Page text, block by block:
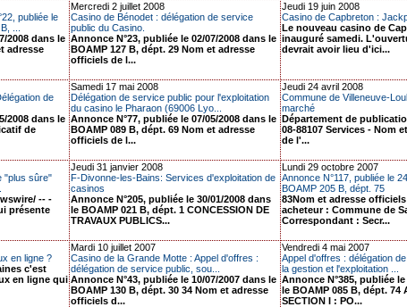
publiée le
...
2008 dans le
adresse
Mercredi 2 juillet 2008
Casino de Bénodet : délégation de service
public du Casino.
Annonce N°23, publiée le 02/07/2008 dans le
BOAMP 127 B, dépt. 29 Nom et adresse
officiels de l...
Jeudi 19 juin 2008
Casino de Capbreton :
Le nouveau casino de
inauguré samedi.
devrait avoir lieu d'ici...
de
2008 dans le
de
Samedi 17 mai 2008
Délégation de service public pour l'exploitation
du casino le Pharaon (69006 Lyo...
Annonce N°77, publiée le 07/05/2008 dans le
BOAMP 089 B, dépt. 69 Nom et adresse
officiels de l...
Jeudi 24 avril 2008
Commune de Villeneuve-
marché
Département de
08-88107 Services - Nom
de l'...
"plus sûre"
-- -
présente
Jeudi 31 janvier 2008
F-Divonne-les-Bains: Services d'exploitation de
casinos
Annonce N°205, publiée le 30/01/2008 dans
le BOAMP 021 B, dépt. 1 CONCESSION DE
TRAVAUX PUBLICS...
Lundi 29 octobre 2007
Annonce N°117, publiée le
BOAMP 205 B, dépt. 75
83Nom et adresse
acheteur : Commune de
Correspondant : Secr...
en ligne ?
c'est
en ligne qui
Mardi 10 juillet 2007
Casino de la Grande Motte : Appel d'offres :
délégation de service public, sou...
Annonce N°43, publiée le 10/07/2007 dans le
BOAMP 130 B, dépt. 30 34 Nom et adresse
officiels d...
Vendredi 4 mai 2007
Appel d'offres : délégation
la gestion et l'exploitation ...
Annonce N°385, publiée le
le BOAMP 085 B, dépt. 74
SECTION I : PO...